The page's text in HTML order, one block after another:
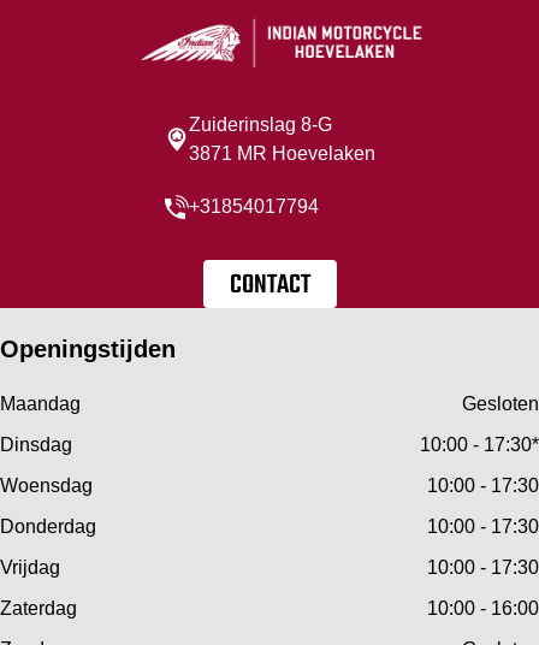
Zuiderinslag 8-G
3871 MR Hoevelaken
+31854017794
CONTACT
Openingstijden
Maandag
Gesloten
Dinsdag
10:00 - 17:30*
Woensdag
10:00 - 17:30
Donderdag
10:00 - 17:30
Vrijdag
10:00 - 17:30
Zaterdag
10:00 - 16:00